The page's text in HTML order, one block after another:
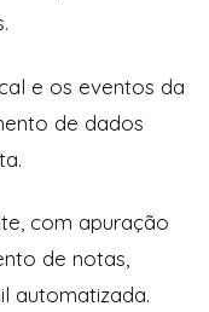
e os eventos da
de dados
com apuração
de notas,
automatizada.